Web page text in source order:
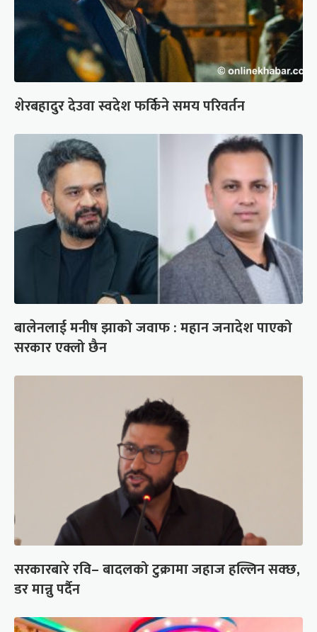
शेरबहादुर देउवा स्वदेश फर्किने समय परिवर्तन
बालेनलाई मनीष झाको जवाफ : महान जनादेश पाएको
सरकार एक्लो छैन
सरकारबारे रवि– बादलको टुक्रामा जहाज हल्लिन सक्छ,
डर मान्नु पर्दैन